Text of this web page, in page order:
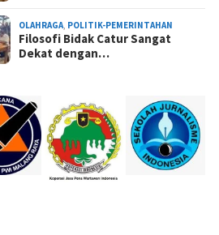
OLAHRAGA, POLITIK-PEMERINTAHAN
Filosofi Bidak Catur Sangat
Dekat dengan…